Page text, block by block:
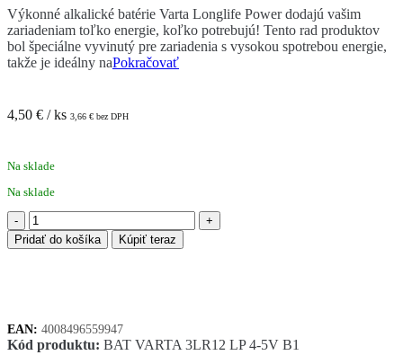
Výkonné alkalické batérie Varta Longlife Power dodajú vašim
zariadeniam toľko energie, koľko potrebujú! Tento rad produktov
bol špeciálne vyvinutý pre zariadenia s vysokou spotrebou energie,
takže je ideálny naPokračovať
4,50 € / ks 3,66 € bez DPH
Na sklade
Na sklade
množstvo
VARTA
LONGLIFE
3LR12
4,5V
Pridať do košíka Kúpiť teraz
EAN: 4008496559947
Kód produktu: BAT VARTA 3LR12 LP 4-5V B1